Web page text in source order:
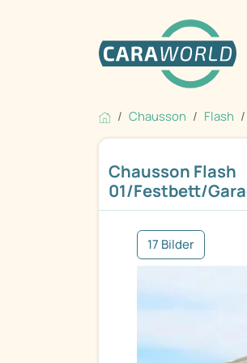
Chausson Flash
Chausson Flash
01/Festbett/
17 Bilder